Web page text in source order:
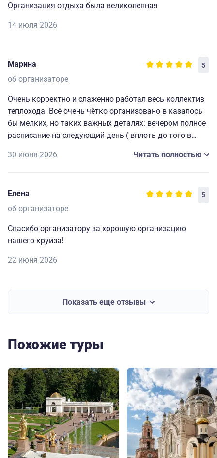
Организация отдыха была великолепная
14 июля 2026
Марина 5
об организаторе
Очень корректно и слаженно работал весь коллектив
теплохода. Всё очень чётко организовано в казалось
бы мелких, но таких важных деталях: вечером полное
расписание на следующий день ( вплоть до того в
работающие наушники для экскурсий и т. д. Мелочи,
капитану и всему составу за прекрасно
организованный отдых.🥰
30 июня 2026 Читать полностью
Елена 5
об организаторе
Спасибо организатору за хорошую организацию
нашего круиза!
22 июня 2026
Показать еще отзывы
Похожие туры